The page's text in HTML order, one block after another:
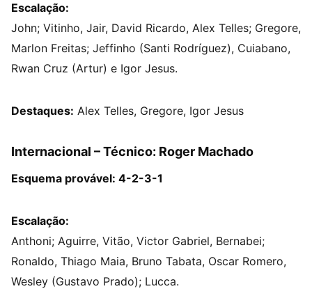
Escalação:
John; Vitinho, Jair, David Ricardo, Alex Telles; Gregore,
Marlon Freitas; Jeffinho (Santi Rodríguez), Cuiabano,
Rwan Cruz (Artur) e Igor Jesus.
Destaques: Alex Telles, Gregore, Igor Jesus
Internacional – Técnico: Roger Machado
Esquema provável: 4-2-3-1
Escalação:
Anthoni; Aguirre, Vitão, Victor Gabriel, Bernabei;
Ronaldo, Thiago Maia, Bruno Tabata, Oscar Romero,
Wesley (Gustavo Prado); Lucca.